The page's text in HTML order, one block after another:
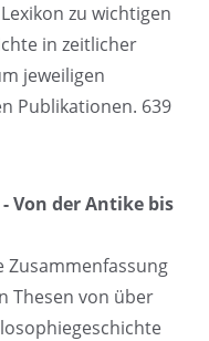
zu wichtigen
in zeitlicher
jeweiligen
Publikationen. 639
Von der Antike bis
Zusammenfassung
Thesen von über